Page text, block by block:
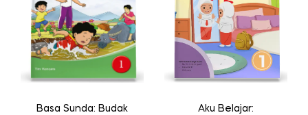
Basa Sunda: Budak
Aku Belajar: